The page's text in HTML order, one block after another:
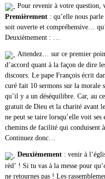
Pour revenir à votre question,
Premièrement : qu’elle nous
soit ouverte et compréhensive…
Deuxièmement : …
Attendez… sur ce premier
d’accord quant à la façon de dire
discours. Le pape François écrit
curé fait 10 sermons sur la morale
qu’il y a un déséquilibre. Car, au
gratuit de Dieu et la charité avant
ne peut se taire lorsqu’elle voit ses
chemins de facilité qui conduisent
Continuez donc…
Deuxièmement : venir à
rèd’ ! Si tu vas à la messe pour
ne retournes pas ! Les